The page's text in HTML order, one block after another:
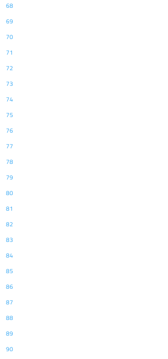
68
69
70
71
72
73
74
75
76
77
78
79
80
81
82
83
84
85
86
87
88
89
90